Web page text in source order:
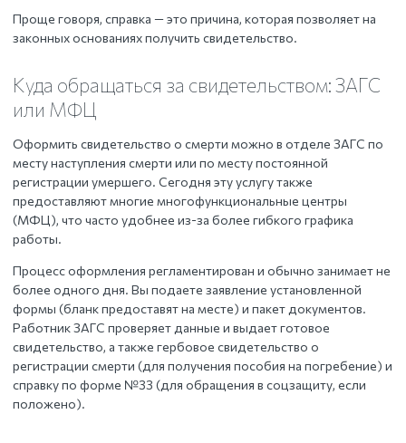
Проще говоря, справка — это причина, которая позволяет на
законных основаниях получить свидетельство.
Куда обращаться за свидетельством: ЗАГС
или МФЦ
Оформить свидетельство о смерти можно в отделе ЗАГС по
месту наступления смерти или по месту постоянной
регистрации умершего. Сегодня эту услугу также
предоставляют многие многофункциональные центры
(МФЦ), что часто удобнее из-за более гибкого графика
работы.
Процесс оформления регламентирован и обычно занимает не
более одного дня. Вы подаете заявление установленной
формы (бланк предоставят на месте) и пакет документов.
Работник ЗАГС проверяет данные и выдает готовое
свидетельство, а также гербовое свидетельство о
регистрации смерти (для получения пособия на погребение) и
справку по форме №33 (для обращения в соцзащиту, если
положено).